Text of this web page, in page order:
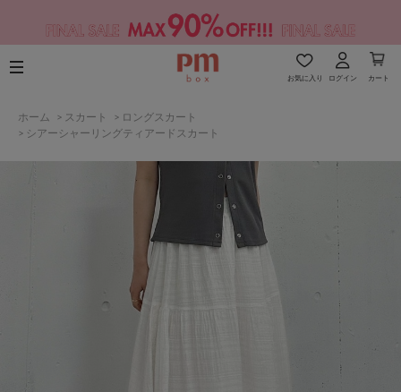
お気に入り ログイン カート
ホーム > スカート > ロングスカート
> シアーシャーリングティアードスカート